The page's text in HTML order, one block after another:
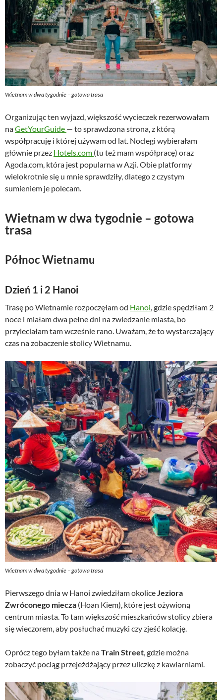
Wietnam w dwa tygodnie – gotowa trasa
Organizując ten wyjazd, większość wycieczek rezerwowałam
naGetYourGuide — to sprawdzona strona, z którą
współpracuję i której używam od lat. Noclegi wybierałam
głównie przez Hotels.com (tu też mam współpracę) oraz
Agoda.com, która jest popularna w Azji. Obie platformy
wielokrotnie się u mnie sprawdziły, dlatego z czystym
sumieniem je polecam.
Wietnam w dwa tygodnie – gotowa
trasa
Północ Wietnamu
Dzień 1 i 2 Hanoi
Trasę po Wietnamie rozpoczęłam od Hanoi , gdzie spędziłam 2
noce i miałam dwa pełne dni na zwiedzanie miasta, bo
przyleciałam tam wcześnie rano. Uważam, że to wystarczający
czas na zobaczenie stolicy Wietnamu.
Wietnam w dwa tygodnie – gotowa trasa
Pierwszego dnia w Hanoi zwiedziłam okolice Jeziora
Zwróconego miecza (Hoan Kiem), które jest ożywioną
centrum miasta. To tam większość mieszkańców stolicy zbiera
się wieczorem, aby posłuchać muzyki czy zjeść kolację.
Oprócz tego byłam także naTrain Street , gdzie można
zobaczyć pociąg przejeżdżający przez uliczkę z kawiarniami.